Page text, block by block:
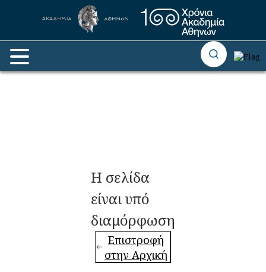
Η σελίδα
είναι υπό
διαμόρφωση
Επιστροφή
στην Αρχική